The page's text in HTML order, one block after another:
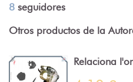
8 seguidores
Otros productos de la
Relaciona